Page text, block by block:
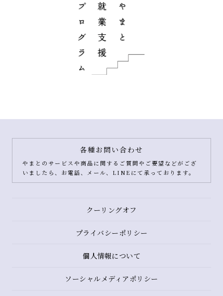
各種お問い合わせ
やまとのサービスや商品に関するご質問やご要望などがござ
いましたら、お電話、メール、LINEにて承っております。
クーリングオフ
プライバシーポリシー
個人情報について
ソーシャルメディアポリシー